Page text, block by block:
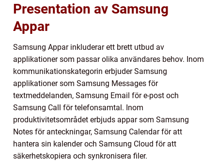
Presentation av Samsung
Appar
Samsung Appar inkluderar ett brett utbud av
applikationer som passar olika användares behov. Inom
kommunikationskategorin erbjuder Samsung
applikationer som Samsung Messages för
textmeddelanden, Samsung Email för e-post och
Samsung Call för telefonsamtal. Inom
produktivitetsområdet erbjuds appar som Samsung
Notes för anteckningar, Samsung Calendar för att
hantera sin kalender och Samsung Cloud för att
säkerhetskopiera och synkronisera filer.